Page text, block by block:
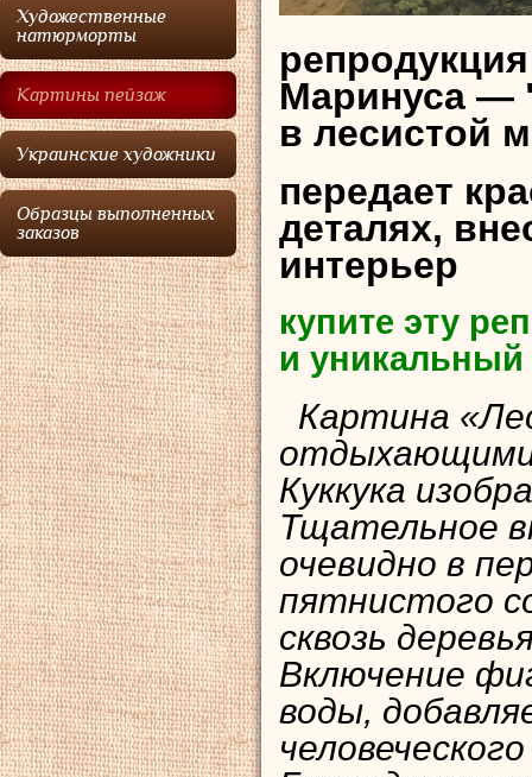
Художественные
натюрморты
Картины пейзаж
Украинские художники
Образцы выполненных
заказов
Маринуса —
в лесистой
передает
деталях,
интерьер
купите эту
и
Картина
отдыхающими
Куккука
Тщательное
очевидно в
пятнистого
сквозь
Включение
воды,